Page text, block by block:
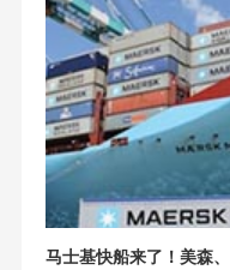
将迎来疫情后最严厉的
马士基快船来了！美森